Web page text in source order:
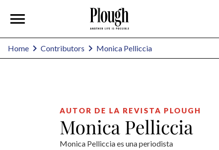
Home Contributors Monica Pelliccia
AUTOR DE LA REVISTA PLOUGH
Monica Pelliccia
Monica Pelliccia es una periodista